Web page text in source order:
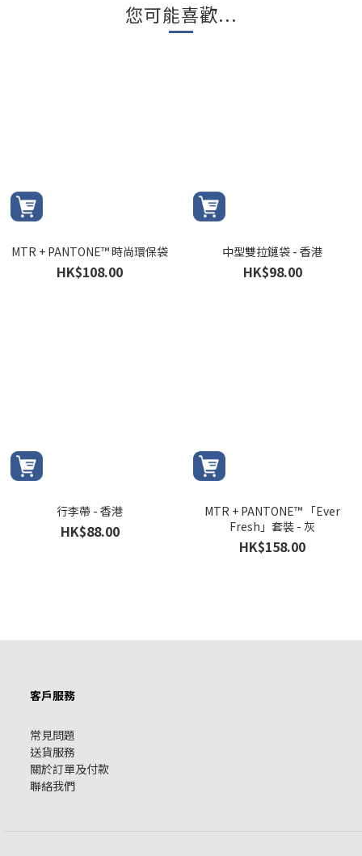
您可能喜歡...
MTR + PANTONE™ 時尚環保袋
HK$108.00
中型雙拉鏈袋 - 香港
HK$98.00
行李帶 - 香港
HK$88.00
MTR + PANTONE™ 「Ever
Fresh」套裝 - 灰
HK$158.00
客戶服務
常見問題
送貨服務
關於訂單及付款
聯絡我們